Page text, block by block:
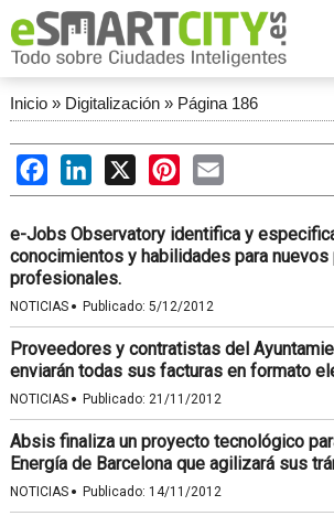
Inicio» Digitalización» Página 186
FacebookLinkedIn
X PinterestEmail
e-Jobs Observatory identifica y
conocimientos y habilidades para
profesionales.
NOTICIAS · Publicado: 5/12/2012
Proveedores y contratistas del
enviarán todas sus facturas en formato
NOTICIAS · Publicado: 21/11/2012
Absis finaliza un proyecto tecnológico
Energía de Barcelona que agilizará sus
NOTICIAS · Publicado: 14/11/2012